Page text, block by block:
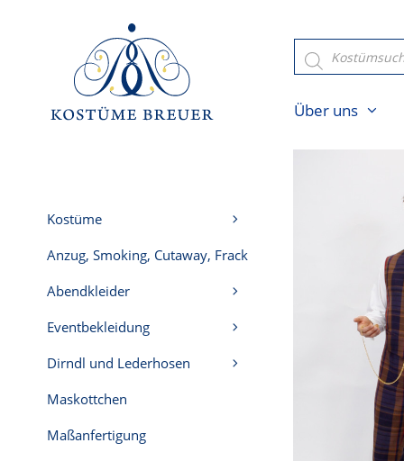
Products
search
Über uns
Kostüme
Anzug, Smoking, Cutaway, Frack
Abendkleider
Eventbekleidung
Dirndl und Lederhosen
Maskottchen
Maßanfertigung